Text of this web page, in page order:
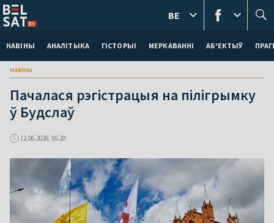
НАВІНЫ АНАЛІТЫКА ГІСТОРЫІ МЕРКАВАННI АБ'ЕКТЫЎ
BE
навіны
Пачалася рэгістрацыя на пілігрымку
ў Будслаў
12.06.2026, 16:20